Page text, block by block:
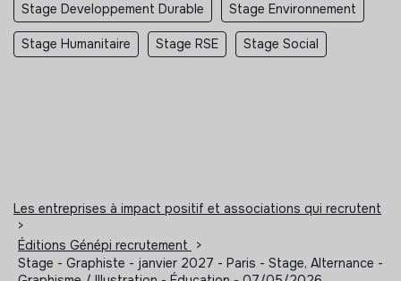
Stage Developpement Durable Stage Environnement
Stage Humanitaire Stage RSE Stage Social
Les entreprises à impact positif et associations qui recrutent
>
Éditions Génépi recrutement
>
Stage - Graphiste - janvier 2027 - Paris - Stage, Alternance -